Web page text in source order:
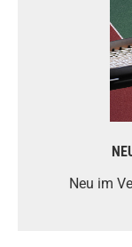
Neu im
Tolle
Carsten
Querinjean
Und Andre
Jahren Tennis